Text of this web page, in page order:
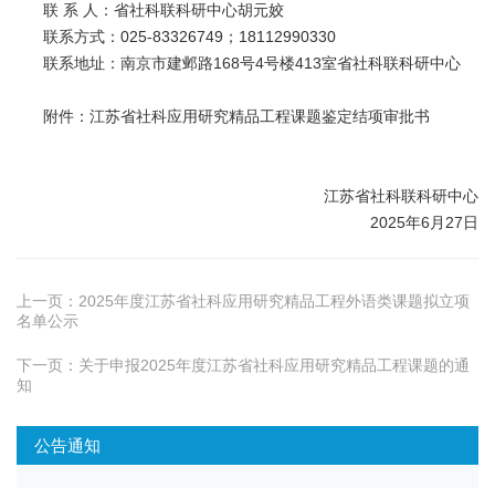
联 系 人：省社科联科研中心胡元姣
联系方式：025-83326749；18112990330
联系地址：南京市建邺路168号4号楼413室省社科联科研中心
附件： 江苏省社科应用研究精品工程课题鉴定结项审批书
江苏省社科联科研中心
2025年6月27日
上一页： 2025年度江苏省社科应用研究精品工程外语类课题拟立项
名单公示
下一页： 关于申报2025年度江苏省社科应用研究精品工程课题的通
知
公告通知